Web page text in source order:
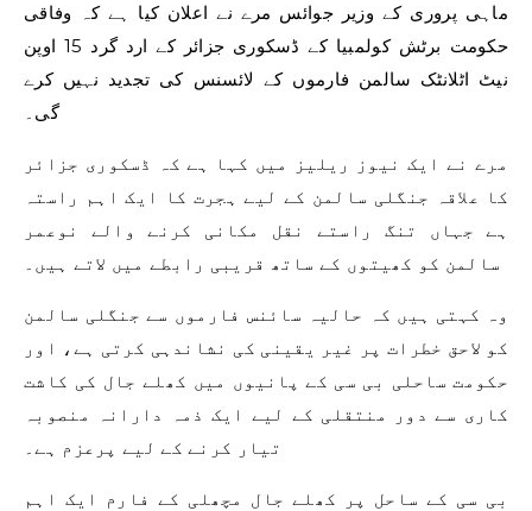
ماہی پروری کے وزیر جوائس مرے نے اعلان کیا ہے کہ وفاقی
حکومت برٹش کولمبیا کے ڈسکوری جزائر کے ارد گرد 15 اوپن
نیٹ اٹلانٹک سالمن فارموں کے لائسنس کی تجدید نہیں کرے
گی۔
مرے نے ایک نیوز ریلیز میں کہا ہے کہ ڈسکوری جزائر
کا علاقہ جنگلی سالمن کے لیے ہجرت کا ایک اہم راستہ
ہے جہاں تنگ راستے نقل مکانی کرنے والے نوعمر
سالمن کو کھیتوں کے ساتھ قریبی رابطے میں لاتے ہیں۔
وہ کہتی ہیں کہ حالیہ سائنس فارموں سے جنگلی سالمن
کو لاحق خطرات پر غیر یقینی کی نشاندہی کرتی ہے، اور
حکومت ساحلی بی سی کے پانیوں میں کھلے جال کی کاشت
کاری سے دور منتقلی کے لیے ایک ذمہ دارانہ منصوبہ
تیار کرنے کے لیے پرعزم ہے۔
بی سی کے ساحل پر کھلے جال مچھلی کے فارم ایک اہم